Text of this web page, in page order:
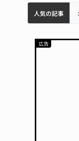
人気の記事
名張市水道料金47％値上げへ 答申案、審議会で大筋まとまる
器物損壊容疑で83歳女逮捕 伊賀署
中学校の陶壁モニュメント 地元建設会社がボランティアで清掃 伊賀